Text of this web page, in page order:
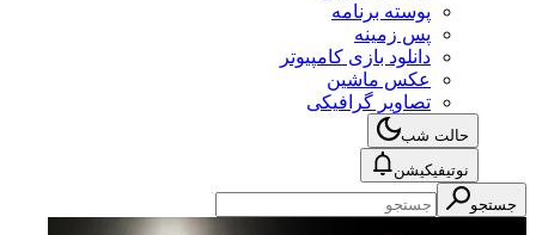
پوسته برنامه
پس زمینه
دانلود بازی کامپیوتر
عکس ماشین
تصاویر گرافیکی
حالت شب
نوتیفیکیشن
جستجو